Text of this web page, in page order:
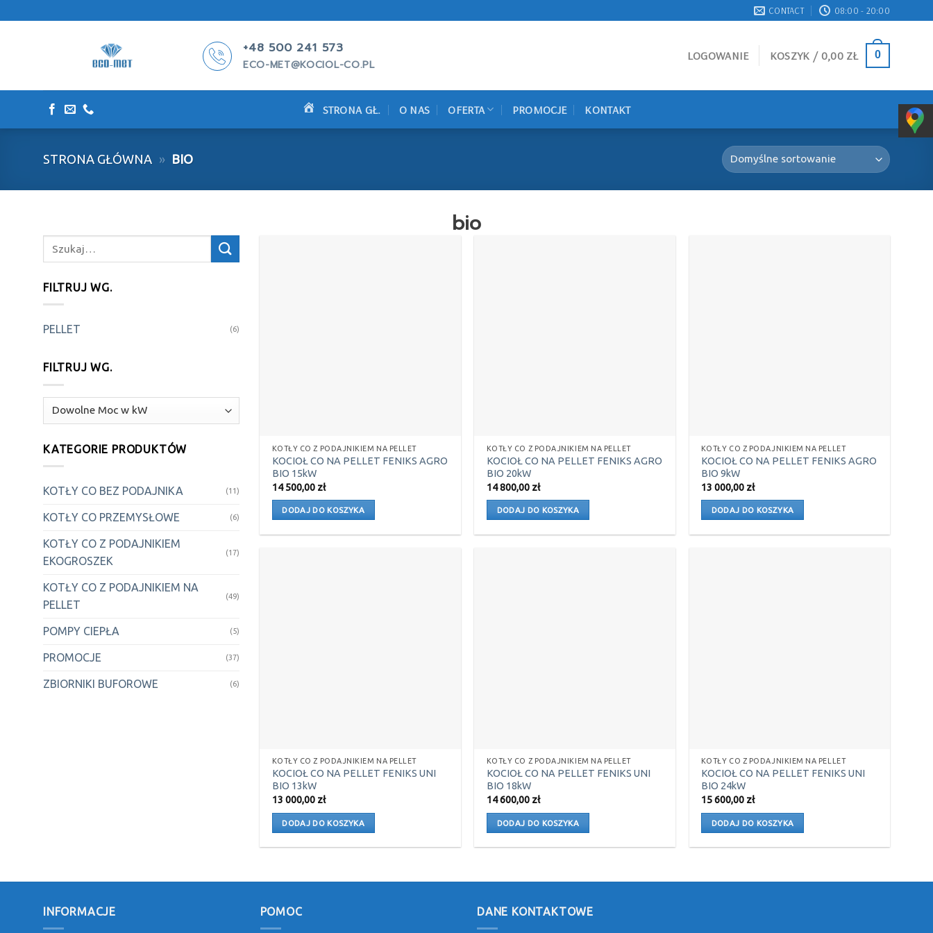
to
CONTACT 08:00 - 20:00
+48 500 241 573
ECO-MET@KOCIOL-CO.PL
LOGOWANIE KOSZYK / 0,00 ZŁ 0
STRONA GŁ. O NAS OFERTA PROMOCJE KONTAKT
STRONA GŁÓWNA » BIO
bio
Szukaj:
FILTRUJ WG.
PELLET (6)
FILTRUJ WG.
KATEGORIE PRODUKTÓW
KOTŁY CO BEZ PODAJNIKA (11)
KOTŁY CO PRZEMYSŁOWE (6)
KOTŁY CO Z PODAJNIKIEM
EKOGROSZEK
(17)
KOTŁY CO Z PODAJNIKIEM NA
PELLET
(49)
POMPY CIEPŁA (5)
PROMOCJE (37)
ZBIORNIKI BUFOROWE (6)
KOTŁY CO Z PODAJNIKIEM NA PELLET
KOCIOŁ CO NA PELLET FENIKS AGRO
BIO 15kW
14 500,00 zł
DODAJ DO KOSZYKA
KOTŁY CO Z PODAJNIKIEM NA PELLET
KOCIOŁ CO NA PELLET FENIKS AGRO
BIO 20kW
14 800,00 zł
DODAJ DO KOSZYKA
KOTŁY CO Z PODAJNIKIEM NA PELLET
KOCIOŁ CO NA PELLET FENIKS AGRO
BIO 9kW
13 000,00 zł
DODAJ DO KOSZYKA
KOTŁY CO Z PODAJNIKIEM NA PELLET
KOCIOŁ CO NA PELLET FENIKS UNI
BIO 13kW
13 000,00 zł
DODAJ DO KOSZYKA
KOTŁY CO Z PODAJNIKIEM NA PELLET
KOCIOŁ CO NA PELLET FENIKS UNI
BIO 18kW
14 600,00 zł
DODAJ DO KOSZYKA
KOTŁY CO Z PODAJNIKIEM NA PELLET
KOCIOŁ CO NA PELLET FENIKS UNI
BIO 24kW
15 600,00 zł
DODAJ DO KOSZYKA
INFORMACJE POMOC DANE KONTAKTOWE